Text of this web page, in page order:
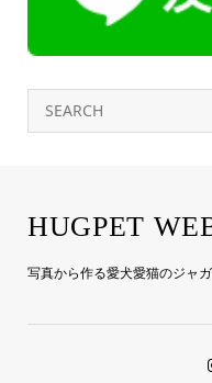
HUGPET
写真から作る愛犬愛猫のジャ